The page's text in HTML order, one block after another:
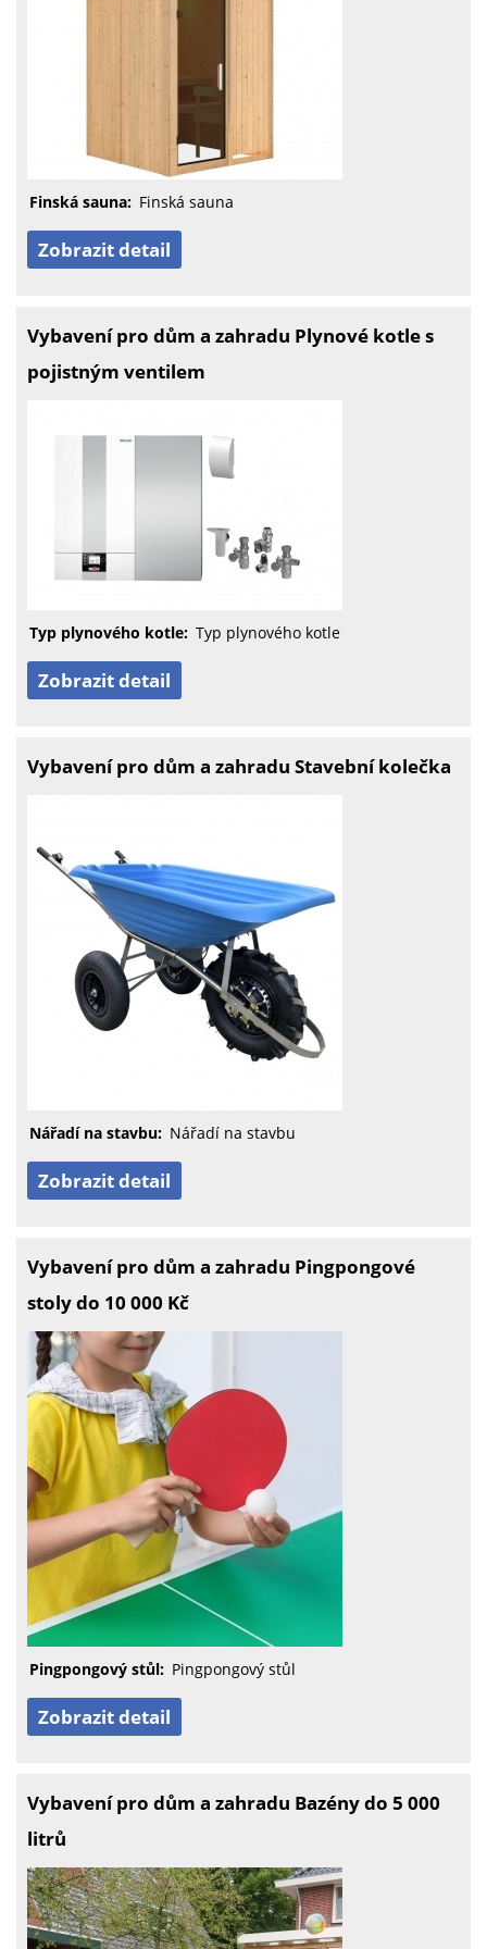
Finská sauna: Finská sauna
Zobrazit detail
Vybavení pro dům a zahradu Plynové kotle s
pojistným ventilem
Typ plynového kotle: Typ plynového kotle
Zobrazit detail
Vybavení pro dům a zahradu Stavební kolečka
Nářadí na stavbu: Nářadí na stavbu
Zobrazit detail
Vybavení pro dům a zahradu Pingpongové
stoly do 10 000 Kč
Pingpongový stůl: Pingpongový stůl
Zobrazit detail
Vybavení pro dům a zahradu Bazény do 5 000
litrů